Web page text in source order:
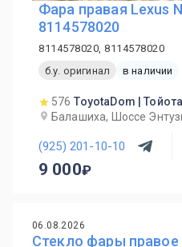
Фара правая Lexus
8114578020
8114578020, 8114578020
б.у. оригинал
в наличии
576 ToyotaDom |
Балашиха, Шоссе
(925) 201-10-10
9 000
06.08.2026
Стекло фары правое